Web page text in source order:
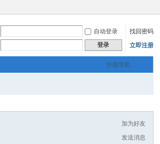
自动登录
找回密码
登录 立即注册
快捷导航
加为好友
发送消息